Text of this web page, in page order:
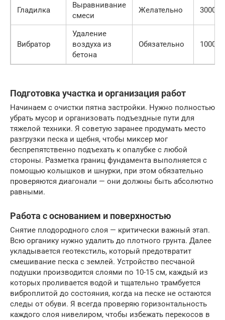
Гладилка
Выравнивание
смеси
Желательно 3000
Вибратор
Удаление
воздуха из
бетона
Обязательно 1000/
Подготовка участка и организация работ
Начинаем с очистки пятна застройки. Нужно полностью
убрать мусор и организовать подъездные пути для
тяжелой техники. Я советую заранее продумать место
разгрузки песка и щебня, чтобы миксер мог
беспрепятственно подъехать к опалубке с любой
стороны. Разметка границ фундамента выполняется с
помощью колышков и шнурки, при этом обязательно
проверяются диагонали — они должны быть абсолютно
равными.
Работа с основанием и поверхностью
Снятие плодородного слоя — критически важный этап.
Всю органику нужно удалить до плотного грунта. Далее
укладывается геотекстиль, который предотвратит
смешивание песка с землей. Устройство песчаной
подушки производится слоями по 10-15 см, каждый из
которых проливается водой и тщательно трамбуется
виброплитой до состояния, когда на песке не остаются
следы от обуви. Я всегда проверяю горизонтальность
каждого слоя нивелиром, чтобы избежать перекосов в